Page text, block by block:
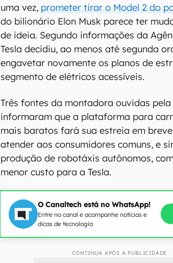
uma vez, prometer tirar o Model 2 do
do bilionário Elon Musk parece ter
de ideia. Segundo informações da
Tesla decidiu, ao menos até segunda
engavetar novamente os planos de
segmento de elétricos acessíveis.
Três fontes da montadora ouvidas
informaram que a plataforma para
mais baratos fará sua estreia em
atender aos consumidores comuns, e
produção de robotáxis autônomos,
menor custo para a Tesla.
O Canaltech está no WhatsApp!
Entre no canal e acompanhe notícias e
dicas de tecnologia
CONTINUA APÓS A PUBLICIDADE